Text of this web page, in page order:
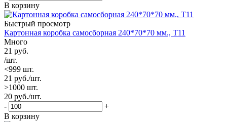
В корзину
Быстрый просмотр
Картонная коробка самосборная 240*70*70 мм., Т11
Много
21 руб.
/шт.
<999 шт.
21 руб./шт.
>1000 шт.
20 руб./шт.
-
+
В корзину